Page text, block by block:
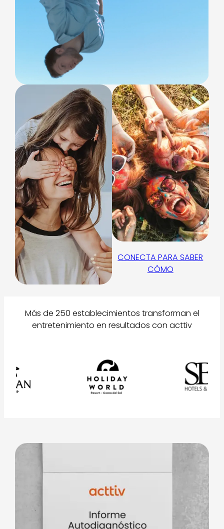
CONECTA PARA SABER
CÓMO
Más de 250 establecimientos transforman el
entretenimiento en resultados con acttiv